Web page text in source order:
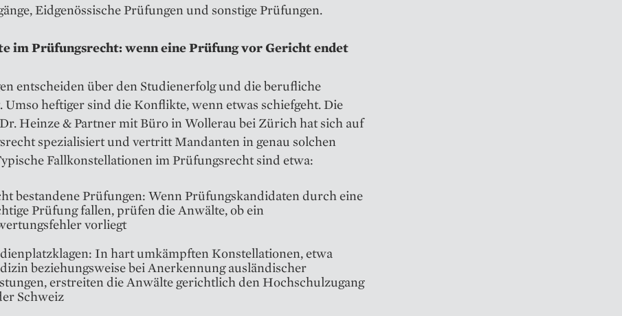
Eidgenössische Prüfungen und sonstige Prüfungen.
im Prüfungsrecht: wenn eine Prüfung vor Gericht endet
entscheiden über den Studienerfolg und die berufliche
Umso heftiger sind die Konflikte, wenn etwas schiefgeht. Die
Heinze & Partner mit Büro in Wollerau bei Zürich hat sich auf
spezialisiert und vertritt Mandanten in genau solchen
Fallkonstellationen im Prüfungsrecht sind etwa:
bestandene Prüfungen: Wenn Prüfungskandidaten durch eine
Prüfung fallen, prüfen die Anwälte, ob ein
vorliegt
In hart umkämpften Konstellationen, etwa
beziehungsweise bei Anerkennung ausländischer
erstreiten die Anwälte gerichtlich den Hochschulzugang
Schweiz